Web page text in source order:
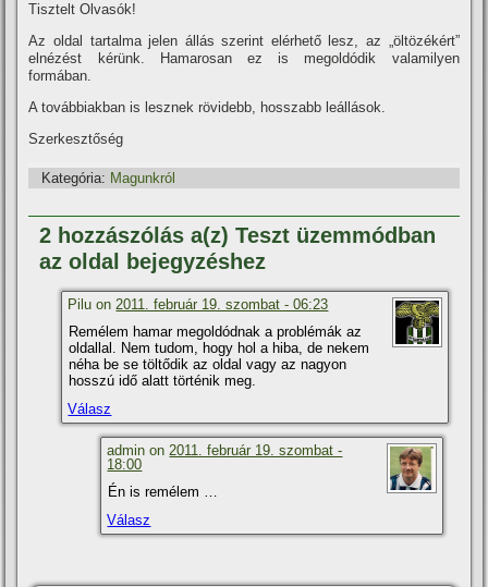
Tisztelt Olvasók!
Az oldal tartalma jelen állás szerint elérhető lesz, az „öltözékért”
elnézést kérünk. Hamarosan ez is megoldódik valamilyen
formában.
A továbbiakban is lesznek rövidebb, hosszabb leállások.
Szerkesztőség
Kategória: Magunkról
2 hozzászólás a(z) Teszt üzemmódban
az oldal bejegyzéshez
Pilu on2011. február 19. szombat - 06:23
Remélem hamar megoldódnak a problémák az
oldallal. Nem tudom, hogy hol a hiba, de nekem
néha be se töltődik az oldal vagy az nagyon
hosszú idő alatt történik meg.
Válasz
admin on 2011. február 19. szombat -
18:00
Én is remélem …
Válasz